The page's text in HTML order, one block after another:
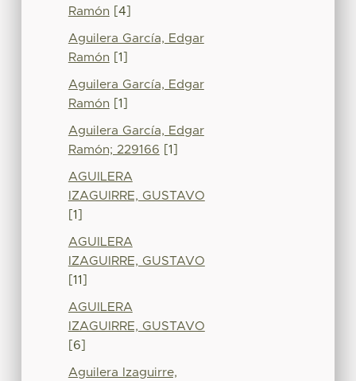
Ramón [4]
Aguilera García, Edgar
Ramón [1]
Aguilera García, Edgar
Ramón [1]
Aguilera García, Edgar
Ramón; 229166 [1]
AGUILERA
IZAGUIRRE, GUSTAVO
[1]
AGUILERA
IZAGUIRRE, GUSTAVO
[11]
AGUILERA
IZAGUIRRE, GUSTAVO
[6]
Aguilera Izaguirre,